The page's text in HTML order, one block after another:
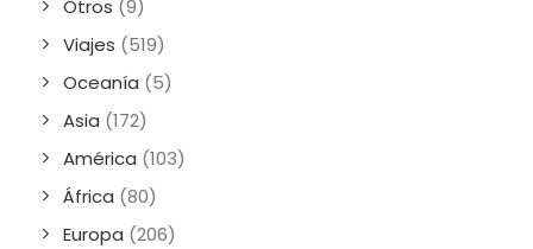
Otros (9)
Viajes (519)
Oceanía (5)
Asia (172)
América (103)
África (80)
Europa (206)